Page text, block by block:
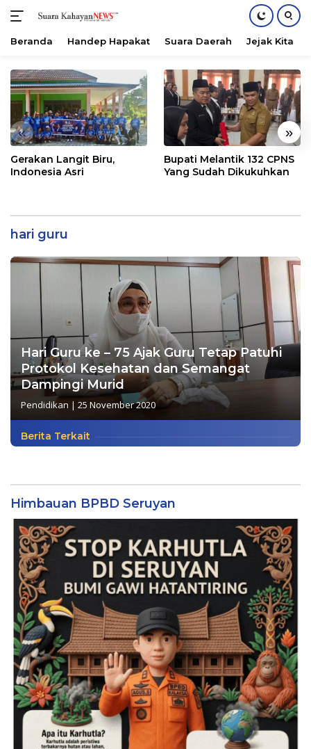
konten
Beranda Handep Hapakat Suara Daerah Jejak Kita
« »
Gerakan Langit Biru,
Indonesia Asri
Bupati Melantik 132 CPNS
Yang Sudah Dikukuhkan
hari guru
Hari Guru ke – 75 Ajak Guru Tetap Patuhi
Protokol Kesehatan dan Semangat
Dampingi Murid
Pendidikan | 25 November 2020
Berita Terkait
Himbauan BPBD Seruyan